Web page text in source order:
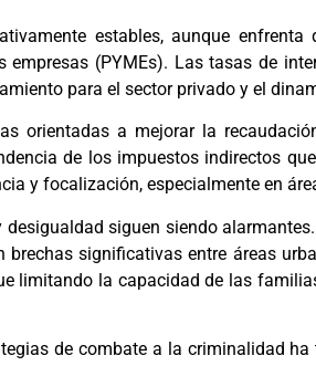
estables, aunque
(PYMEs). Las tasas de
para el sector privado y el
orientadas a mejorar la
de los impuestos indirectos
y focalización, especialmente en
siguen siendo
significativas entre áreas
limitando la capacidad de las
de combate a la criminalidad